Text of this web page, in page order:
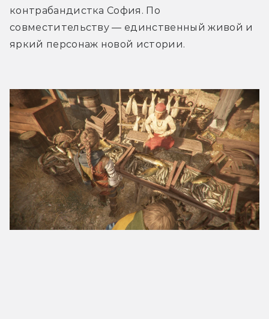
контрабандистка София. По
совместительству — единственный живой и
яркий персонаж новой истории.